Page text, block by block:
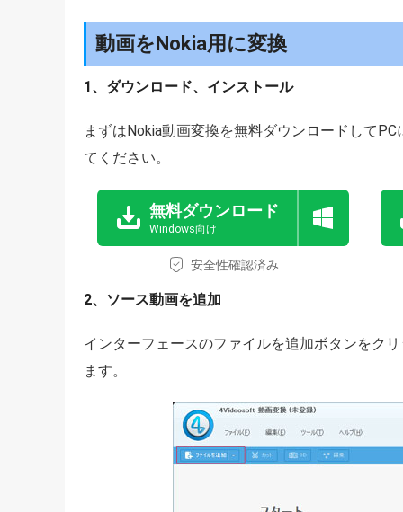
動画をNokia用に変換
1、ダウンロード、インストール
まずはNokia動画変換を無料ダウンロードして
てください。
無料ダウンロード
Windows向け
安全性確認済み
2、ソース動画を追加
インターフェースのファイルを追加ボタンをク
ます。